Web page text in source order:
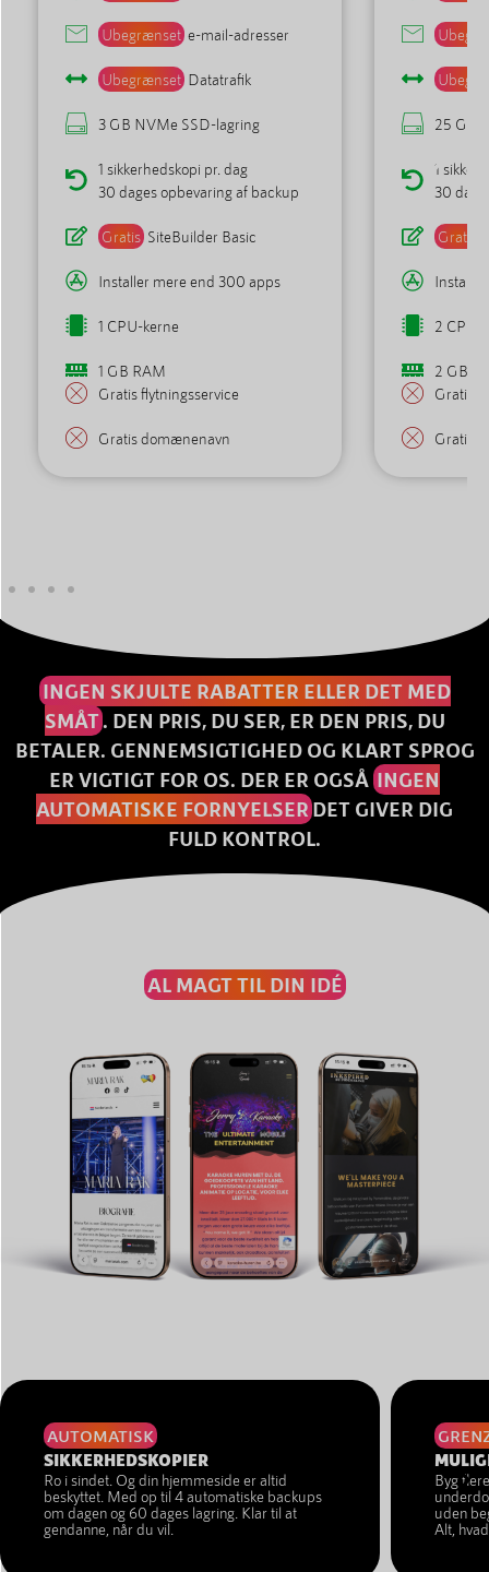
Ubegrænset e-mail-adresser
Ubegrænset Datatrafik
3 GB NVMe SSD-lagring
1 sikkerhedskopi pr. dag
30 dages opbevaring af backup
Gratis SiteBuilder Basic
Installer mere end 300 apps
1 CPU-kerne
1 GB RAM
Gratis flytningsservice
Gratis domænenavn
25 GB
1
30
Gratis
2 CPU-
2 GB
Gratis
Gratis
INGEN SKJULTE RABATTER ELLER DET MED
SMÅT. DEN PRIS, DU SER, ER DEN PRIS, DU
BETALER. GENNEMSIGTIGHED OG KLART SPROG
ER VIGTIGT FOR OS. DER ER OGSÅ INGEN
AUTOMATISKE FORNYELSER DET GIVER DIG
FULD KONTROL.
AL MAGT TIL DIN IDÉ
AUTOMATISK
SIKKERHEDSKOPIER
Ro i sindet. Og din hjemmeside er altid
beskyttet. Med op til 4 automatiske backups
om dagen og 60 dages lagring. Klar til at
gendanne, når du vil.
Byg
uden
Alt,